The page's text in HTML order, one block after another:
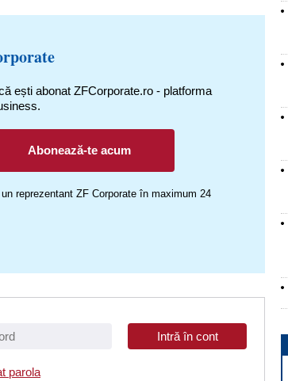
ești abonat ZFCorporate.ro - platforma
Abonează-te acum
reprezentant ZF Corporate în maximum 24
parola